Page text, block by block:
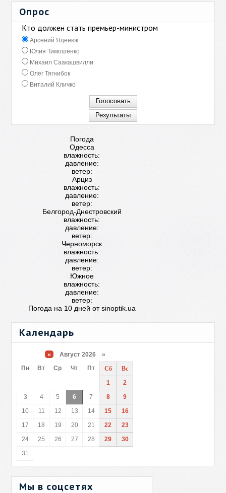
Опрос
Кто должен стать премьер-министром
Арсений Яценюк
Юлия Тимошенко
Михаил Саакашвилли
Олег Тягнибок
Виталий Кличко
Погода
Одесса
влажность:
давление:
ветер:
Арциз
влажность:
давление:
ветер:
Белгород-Днестровский
влажность:
давление:
ветер:
Черноморск
влажность:
давление:
ветер:
Южное
влажность:
давление:
ветер:
Погода на 10 дней отsinoptik.ua
Календарь
« Август 2026 »
Пн
Вт Ср Чт Пт Сб
Вс
1
2
3
4 5 6 7 8
9
10
11 12 13 14 15
16
17
18 19 20 21 22
23
24
25 26 27 28 29
30
31
Мы в соцсетях